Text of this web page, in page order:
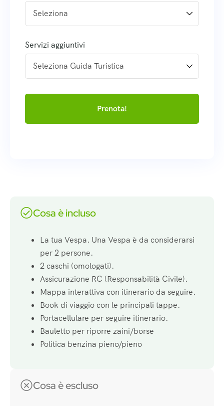
Cosa è incluso
La tua Vespa. Una Vespa è da considerarsi
per 2 persone.
2 caschi (omologati).
Assicurazione RC (Responsabilità Civile).
Mappa interattiva con itinerario da seguire.
Book di viaggio con le principali tappe.
Portacellulare per seguire itinerario.
Bauletto per riporre zaini/borse
Politica benzina pieno/pieno
Cosa è escluso
Servizi aggiuntivi
Prenota!